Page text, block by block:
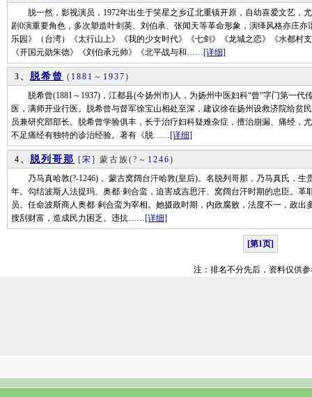
脱一然，影视演员，1972年出生于笑星之乡辽北重镇开原，自幼喜爱文艺，
剧0演重要角色，多次塑造叶剑英、刘伯承、张闻天等革命形象，演绎风格亦庄
乐园》（台湾）《太行山上》《我的少女时代》《七剑》《龙城之恋》《水都村
《开国元勋朱德》《刘伯承元帅》《北平战与和……[详细]
3、 脱希曾 ( 1881 ～ 1937)
脱希曾(1881～1937)，江都县(今扬州市)人，为扬州中医妇科“曾”字门第一代
医，满师开业行医。脱希曾与督军徐宝山相处至深，建议徐在扬州设救济院给贫
员兼研究部部长。脱希曾学验俱丰，长于治疗妇科疑难杂症，擅治崩漏、痛经，
不足痛经有独特的诊治经验。著有《脱……[详细]
4、 脱列哥那 [宋 ] 蒙古族(?～ 1246)
乃马真哈敦(?-1246)， 蒙古窝阔台汗哈敦(皇后)。名脱列哥那，乃马真氏，生
年。勾结波斯人法提玛、奥都·剌合蛮，迫害成吉思汗、窝阔台汗时期的忠臣。
员。任命波斯商人奥都·剌合蛮为宰相。她摄政时期，内政腐败，法度不一，政
搜刮财富，造成民力困乏。违抗……[详细]
[第1页]
注：排名不分先后，资料仅供